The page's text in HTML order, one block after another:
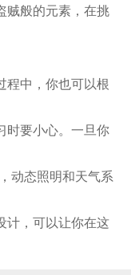
贼般的元素，在挑
程中，你也可以根
时要小心。一旦你
动态照明和天气系
计，可以让你在这